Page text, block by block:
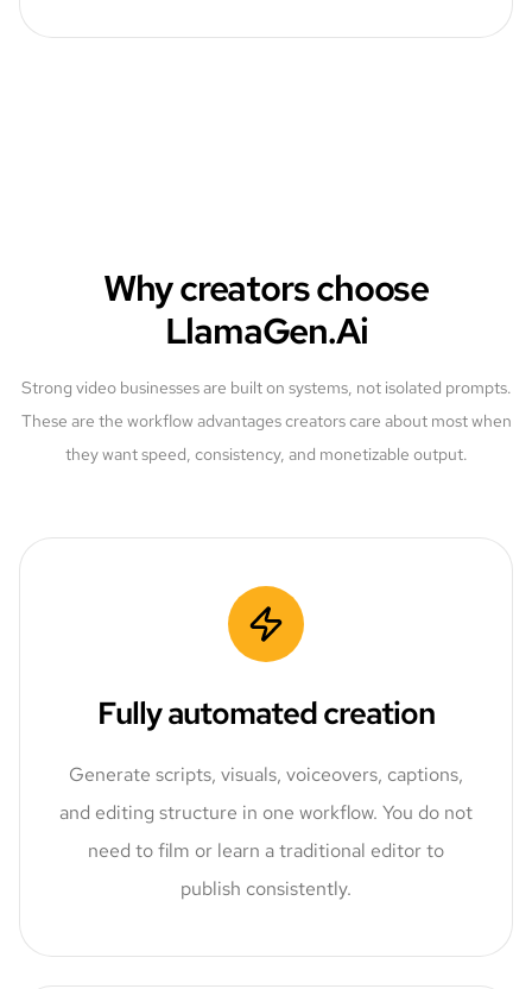
Why creators choose
LlamaGen.Ai
Strong video businesses are built on systems, not isolated prompts.
These are the workflow advantages creators care about most when
they want speed, consistency, and monetizable output.
Fully automated creation
Generate scripts, visuals, voiceovers, captions,
and editing structure in one workflow. You do not
need to film or learn a traditional editor to
publish consistently.